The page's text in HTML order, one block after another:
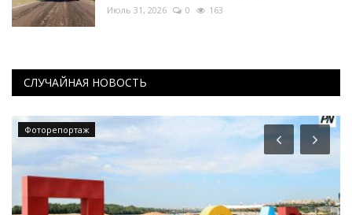
Июль 31, 2026 0 163
СЛУЧАЙНАЯ НОВОСТЬ
Фоторепортаж